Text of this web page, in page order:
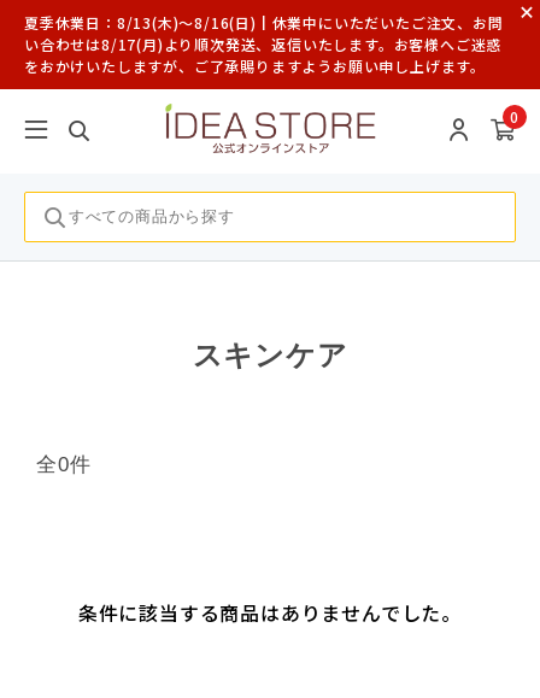
夏季休業日：8/13(木)～8/16(日)┃休業中にいただいたご注文、お問
い合わせは8/17(月)より順次発送、返信いたします。お客様へご迷惑
をおかけいたしますが、ご了承賜りますようお願い申し上げます。
0
スキンケア
全0件
条件に該当する商品はありませんでした。